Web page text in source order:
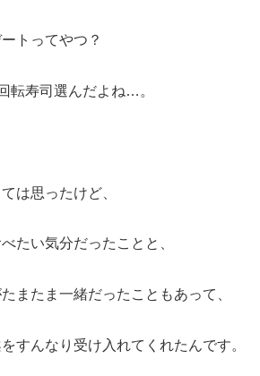
トってやつ？
転寿司選んだよね…。
は思ったけど、
たい気分だったことと、
またま一緒だったこともあって、
すんなり受け入れてくれたんです。